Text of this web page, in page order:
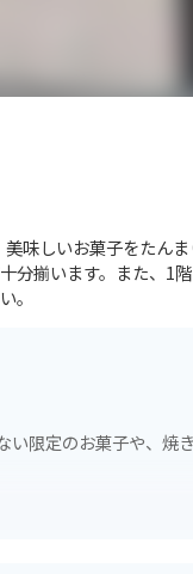
味しいお菓子をたん
分揃います。また、1
。
い限定のお菓子や、焼